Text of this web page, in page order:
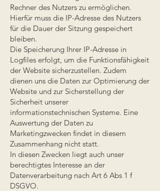
Rechner des Nutzers zu ermöglichen.
Hierfür muss die IP-Adresse des Nutzers
für die Dauer der Sitzung gespeichert
bleiben.
Die Speicherung Ihrer IP-Adresse in
Logfiles erfolgt, um die Funktionsfähigkeit
der Website sicherzustellen. Zudem
dienen uns die Daten zur Optimierung der
Website und zur Sicherstellung der
Sicherheit unserer
informationstechnischen Systeme. Eine
Auswertung der Daten zu
Marketingzwecken findet in diesem
Zusammenhang nicht statt.
In diesen Zwecken liegt auch unser
berechtigtes Interesse an der
Datenverarbeitung nach Art 6 Abs 1 f
DSGVO.